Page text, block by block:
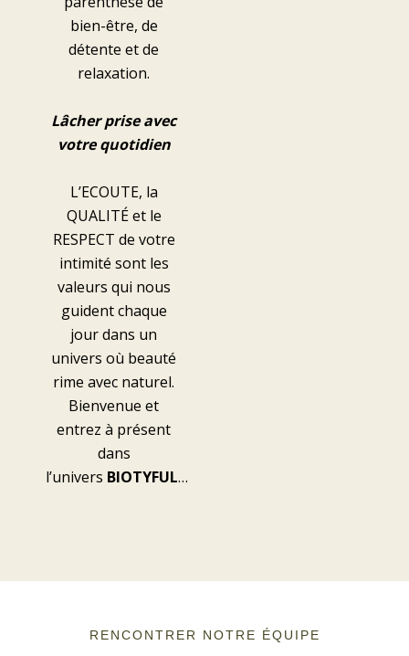
bien-être, de
détente et de
relaxation.
Lâcher prise avec
votre quotidien
L’ECOUTE, la
QUALITÉ et le
RESPECT de votre
intimité sont les
valeurs qui nous
guident chaque
jour dans un
univers où beauté
rime avec naturel.
Bienvenue et
entrez à présent
dans
l’univers BIOTYFUL…
RENCONTRER NOTRE ÉQUIPE